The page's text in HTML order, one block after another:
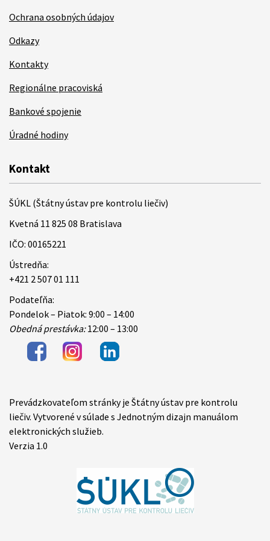
Ochrana osobných údajov
Odkazy
Kontakty
Regionálne pracoviská
Bankové spojenie
Úradné hodiny
Kontakt
ŠÚKL (Štátny ústav pre kontrolu liečiv)
Kvetná 11 825 08 Bratislava
IČO: 00165221
Ústredňa:
+421 2 507 01 111
Podateľňa:
Pondelok – Piatok: 9:00 – 14:00
Obedná prestávka:12:00 – 13:00
Items
Prevádzkovateľom stránky je Štátny ústav pre kontrolu
liečiv. Vytvorené v súlade s Jednotným dizajn manuálom
elektronických služieb.
Verzia 1.0